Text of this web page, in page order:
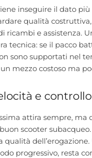
inseguire il dato più
qualità
ricambi e assistenza.
tecnica: se il pacco
sono supportati nel
mezzo costoso ma
e controllo
attira sempre, ma
scooter
qualità
progressivo, resta